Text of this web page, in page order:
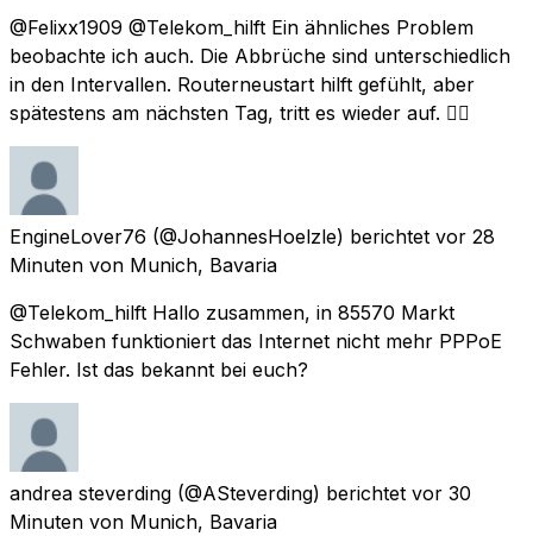
@Felixx1909 @Telekom_hilft Ein ähnliches Problem
beobachte ich auch. Die Abbrüche sind unterschiedlich
in den Intervallen. Routerneustart hilft gefühlt, aber
spätestens am nächsten Tag, tritt es wieder auf. ☝🏼
EngineLover76 (@JohannesHoelzle) berichtet vor 28
Minuten von Munich, Bavaria
@Telekom_hilft Hallo zusammen, in 85570 Markt
Schwaben funktioniert das Internet nicht mehr PPPoE
Fehler. Ist das bekannt bei euch?
andrea steverding (@ASteverding) berichtet vor 30
Minuten von Munich, Bavaria